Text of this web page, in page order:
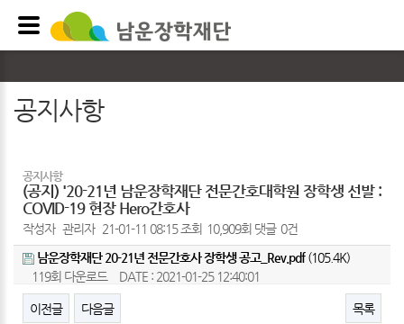
공지사항
공지사항
(공지) '20-21년 남운장학재단 전문간호대학원 장학생 선발 :
COVID-19 현장 Hero간호사
작성자 관리자 21-01-11 08:15조회 10,909회 댓글 0건
남운장학재단 20-21년 전문간호사 장학생 공고_Rev.pdf(105.4K)
119회 다운로드
DATE : 2021-01-25 12:40:01
이전글 다음글 목록